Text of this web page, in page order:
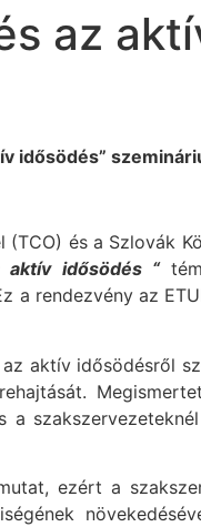
az
idősödés”
és a Szlovák
aktív idősödés “
a rendezvény az
aktív idősödésről
ezért a